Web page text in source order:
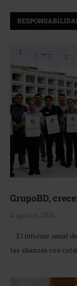
GrupoBD,
4 agosto, 2026
El informe anual
las alianzas con